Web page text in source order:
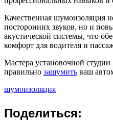
Качественная шумоизоляция
посторонних звуков, но и
акустической системы, что
комфорт для водителя и
Мастера установочной
правильно зашумить ваш
шумоизоляция
Поделиться: